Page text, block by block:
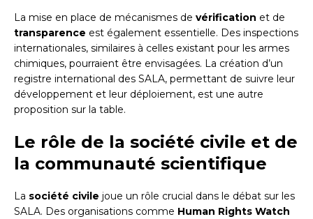
La mise en place de mécanismes de vérification et de
transparence est également essentielle. Des inspections
internationales, similaires à celles existant pour les armes
chimiques, pourraient être envisagées. La création d’un
registre international des SALA, permettant de suivre leur
développement et leur déploiement, est une autre
proposition sur la table.
Le rôle de la société civile et de
la communauté scientifique
La société civile joue un rôle crucial dans le débat sur les
SALA. Des organisations comme Human Rights Watch